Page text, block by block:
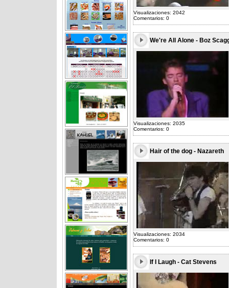
Visualizaciones: 2042
Comentarios: 0
We're All Alone - Boz
Visualizaciones: 2035
Comentarios: 0
Hair of the dog - Nazareth
Visualizaciones: 2034
Comentarios: 0
If I Laugh - Cat Stevens